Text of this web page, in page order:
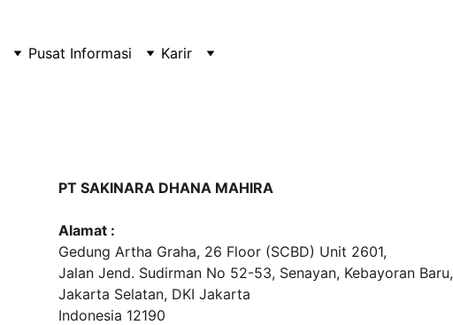
Pusat Informasi Karir
PT SAKINARA DHANA MAHIRA
Alamat :
Gedung Artha Graha, 26 Floor (SCBD) Unit 2601,
Jalan Jend. Sudirman No 52-53, Senayan, Kebayoran Baru,
Jakarta Selatan, DKI Jakarta
Indonesia 12190